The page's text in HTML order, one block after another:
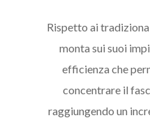
Rispetto ai
monta sui suoi
efficienza che
concentrare il
raggiungendo un